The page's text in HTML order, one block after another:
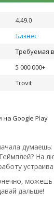
4.49.0
Бизнес
Требуемая
5 000 000+
Trovit
на Google Play
На
дальше!